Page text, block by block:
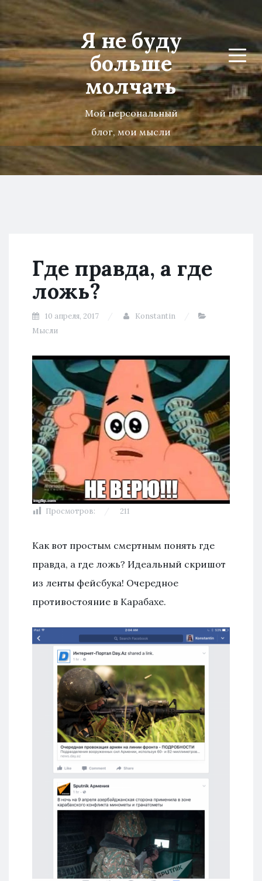
Я не буду
больше
молчать
Мой персональный
блог, мои мысли
Menu
Где правда, а где
ложь?
10 апреля, 2017
Konstantin
Мысли
Просмотров: 211
Как вот простым смертным понять где
правда, а где ложь? Идеальный скришот
из ленты фейсбука! Очередное
противостояние в Карабахе.